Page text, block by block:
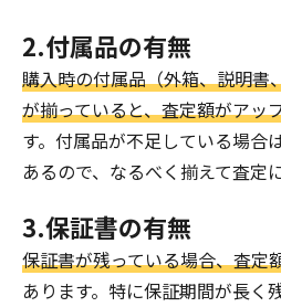
2.付属品の有無
購入時の付属品（外箱、説明書
が揃っていると、査定額がアッ
す。付属品が不足している場合
あるので、なるべく揃えて査定
3.保証書の有無
保証書が残っている場合、査定
あります。特に保証期間が長く